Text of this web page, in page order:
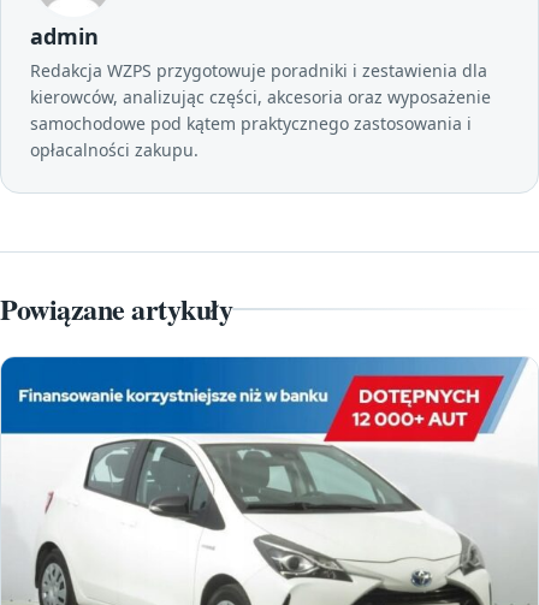
admin
Redakcja WZPS przygotowuje poradniki i zestawienia dla
kierowców, analizując części, akcesoria oraz wyposażenie
samochodowe pod kątem praktycznego zastosowania i
opłacalności zakupu.
Powiązane artykuły